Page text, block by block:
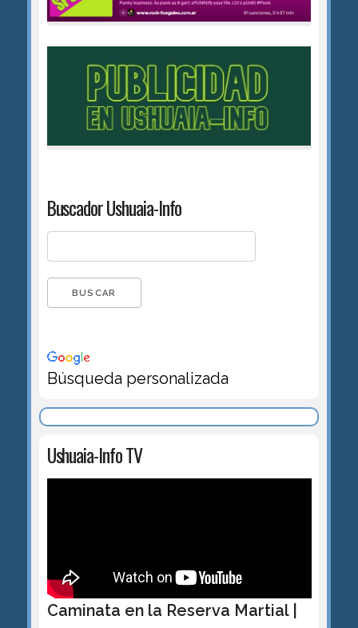
Buscador Ushuaia-Info
Búsqueda personalizada
Ushuaia-Info TV
Caminata en la Reserva Martial |